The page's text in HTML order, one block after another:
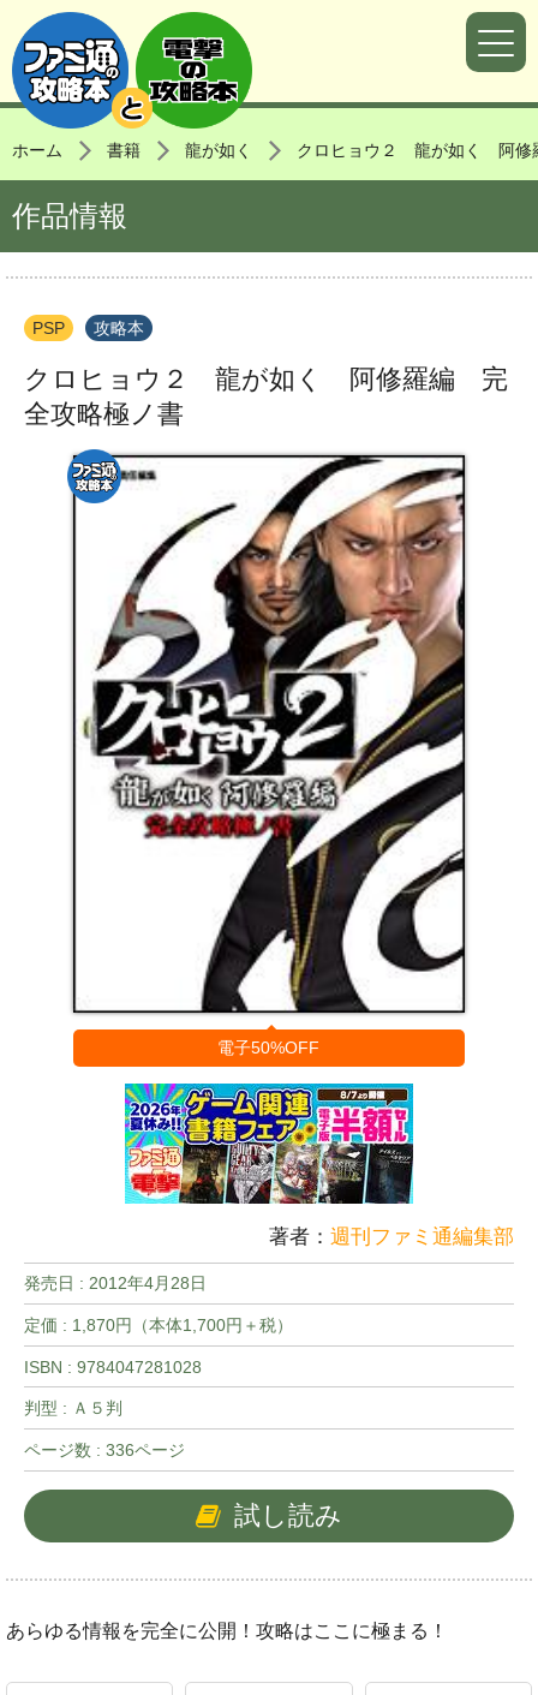
ホーム 書籍 龍が如く クロヒョウ２ 龍が如く 阿修
作品情報
PSP 攻略本
クロヒョウ２ 龍が如く 阿修羅編 完
全攻略極ノ書
電子50%OFF
著者： 週刊ファミ通編集部
発売日 : 2012年4月28日
定価 : 1,870円（本体1,700円＋税）
ISBN : 9784047281028
判型 : Ａ５判
ページ数 : 336ページ
試し読み
あらゆる情報を完全に公開！攻略はここに極まる！